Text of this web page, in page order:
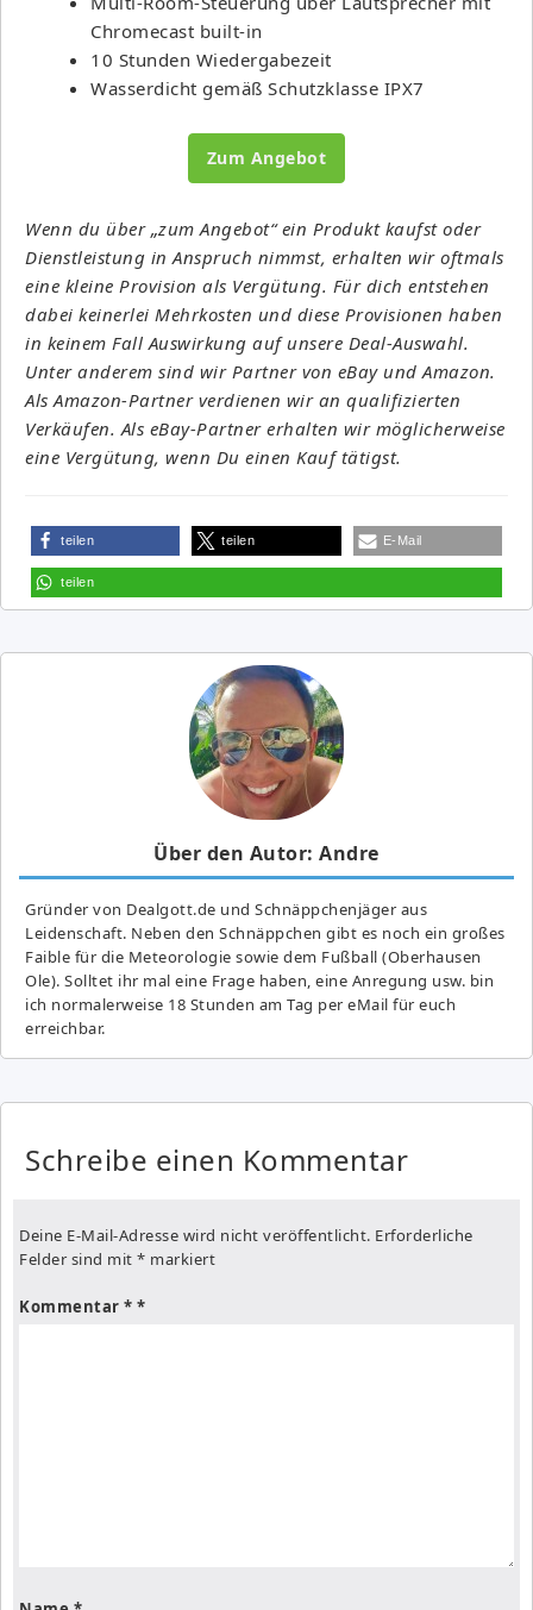
Chromecast built-in
10 Stunden Wiedergabezeit
Wasserdicht gemäß Schutzklasse IPX7
Zum Angebot
Wenn du über „zum Angebot“ ein Produkt kaufst oder
Dienstleistung in Anspruch nimmst, erhalten wir oftmals
eine kleine Provision als Vergütung. Für dich entstehen
dabei keinerlei Mehrkosten und diese Provisionen haben
in keinem Fall Auswirkung auf unsere Deal-Auswahl.
Unter anderem sind wir Partner von eBay und Amazon.
Als Amazon-Partner verdienen wir an qualifizierten
Verkäufen. Als eBay-Partner erhalten wir möglicherweise
eine Vergütung, wenn Du einen Kauf tätigst.
teilen teilen E-Mail
teilen
Über den Autor: Andre
Gründer von Dealgott.de und Schnäppchenjäger aus
Leidenschaft. Neben den Schnäppchen gibt es noch ein großes
Fai­ble für die Meteorologie sowie dem Fußball (Oberhausen
Ole). Solltet ihr mal eine Frage haben, eine Anregung usw. bin
ich normalerweise 18 Stunden am Tag per eMail für euch
erreichbar.
Schreibe einen Kommentar
Deine E-Mail-Adresse wird nicht veröffentlicht. Erforderliche
Felder sind mit * markiert
Kommentar *